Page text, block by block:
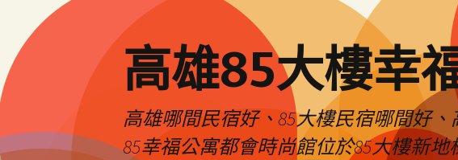
高雄85大樓幸
高雄哪間民宿好、85大樓民宿哪間好
85幸福公寓都會時尚館位於85大樓新